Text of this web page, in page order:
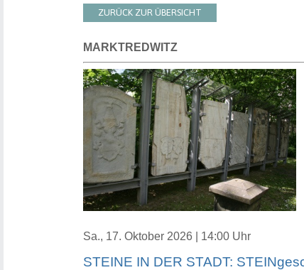
ZURÜCK ZUR ÜBERSICHT
MARKTREDWITZ
Sa., 17. Oktober 2026 | 14:00 Uhr
STEINE IN DER STADT: